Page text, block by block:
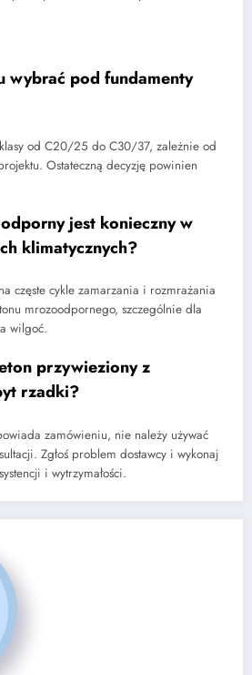
wybrać pod fundamenty
od C20/25 do C30/37, zależnie od
Ostateczną decyzję powinien
jest konieczny w
klimatycznych?
częste cykle zamarzania i rozmrażania
mrozoodpornego, szczególnie dla
wilgoć.
przywieziony z
rzadki?
zamówieniu, nie należy używać
Zgłoś problem dostawcy i wykonaj
i wytrzymałości.